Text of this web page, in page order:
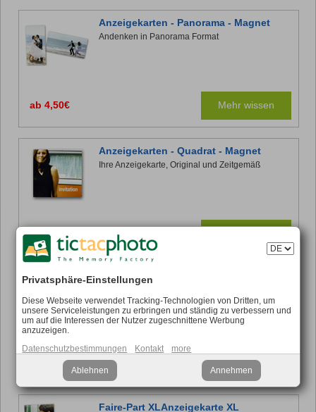
Anzeigekarten - Panorama - Magnet
Andenken in Panorama Format
ab 4,50€ Mehr wissen
Anzeigekarten - Quadrat - Magnet
Ihre Anzeigekarte, Original und Zeitgemäß
ab 4,50 €
Anzeigekarte
Bringen Sie die nahe Verwandte gute
Nachrichten...
ab 2,50 € Mehr wissen
Faire-Part XLAnzeigekarte XL
Privatsphäre-Einstellungen
Diese Webseite verwendet Tracking-Technologien von Dritten, um
unsere Serviceleistungen zu erbringen und ständig zu verbessern und
um auf die Interessen der Nutzer zugeschnittene Werbung
anzuzeigen.
Datenschutzbestimmungen
Kontakt more
Ablehnen Annehmen